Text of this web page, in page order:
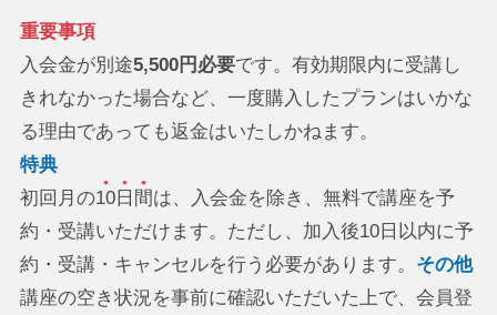
重要事項
入会金が別途5,500円必要です。有効期限内に受講し
きれなかった場合など、一度購入したプランはいかな
る理由であっても返金はいたしかねます。
特典
初回月の10日間は、入会金を除き、無料で講座を予
約・受講いただけます。ただし、加入後10日以内に予
約・受講・キャンセルを行う必要があります。 その他
講座の空き状況を事前に確認いただいた上で、会員登